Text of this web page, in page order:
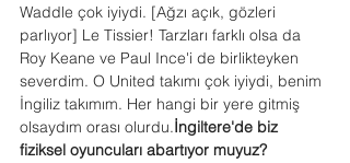
Waddle çok iyiydi. [Ağzı açık, gözleri
parlıyor] Le Tissier! Tarzları farklı olsa da
Roy Keane ve Paul Ince'i de birlikteyken
severdim. O United takımı çok iyiydi, benim
İngiliz takımım. Her hangi bir yere gitmiş
olsaydım orası olurdu.İngiltere'de biz
fiziksel oyuncuları abartıyor muyuz?